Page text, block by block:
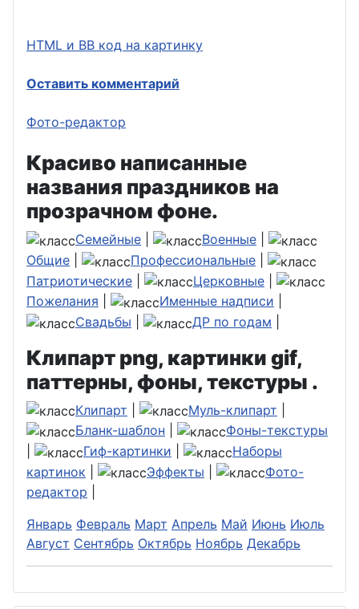
HTML и BB код на картинку
Оставить комментарий
Фото-редактор
Красиво написанные
названия праздников на
прозрачном фоне.
Семейные Военные
Общие
Профессиональные
Патриотические
Церковные
Пожелания
Именные надписи
Свадьбы
ДР по годам
Клипарт png, картинки gif,
паттерны, фоны, текстуры .
Клипарт Муль-клипарт
Бланк-шаблон
Фоны-текстуры
Гиф-картинки
Наборы
картинок
Эффекты
Фото-
редактор
Январь Февраль Март Апрель Май Июнь Июль
Август Сентябрь Октябрь Ноябрь Декабрь